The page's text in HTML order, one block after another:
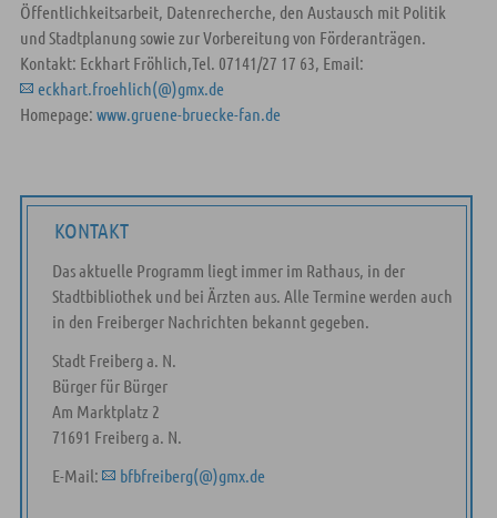
Öffentlichkeitsarbeit, Datenrecherche, den Austausch mit Politik
und Stadtplanung sowie zur Vorbereitung von Förderanträgen.
Kontakt: Eckhart Fröhlich,Tel. 07141/27 17 63, Email:
eckhart.froehlich(@)gmx.de
Homepage: www.gruene-bruecke-fan.de
KONTAKT
Das aktuelle Programm liegt immer im Rathaus, in der
Stadtbibliothek und bei Ärzten aus. Alle Termine werden auch
in den Freiberger Nachrichten bekannt gegeben.
Stadt Freiberg a. N.
Bürger für Bürger
Am Marktplatz 2
71691 Freiberg a. N.
E-Mail:
bfbfreiberg(@)gmx.de